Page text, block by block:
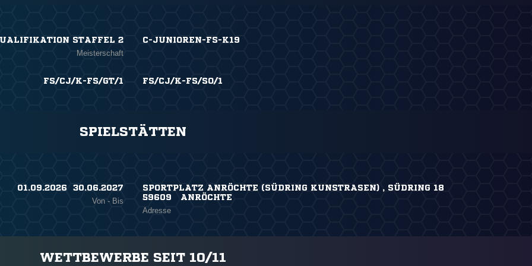
STAFFEL 2
Meisterschaft
C-JUNIOREN-FS-K19
FS/CJ/K-FS/GT/1 FS/CJ/K-FS/SO/1
SPIELSTÄTTEN
01.09.2026 ​ 30.06.2027
Von - Bis
SPORTPLATZ ANRÖCHTE (SÜDRING KUNSTRASEN) , SÜDRING 18
59609 ANRÖCHTE
Adresse
WETTBEWERBE SEIT 10/11